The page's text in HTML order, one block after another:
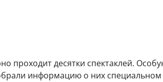
проходит десятки спектаклей.
информацию о них